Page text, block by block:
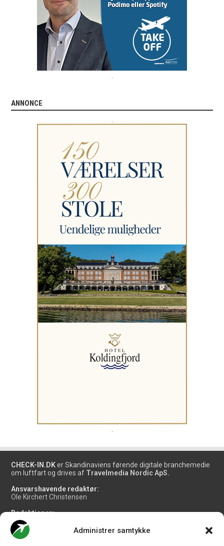
Administrer samtykke
ANNONCE
CHECK-IN.DK er Skandinaviens førende digitale branchemedie
om luftfart og drives af Travelmedia Nordic ApS.
Ansvarshavende redaktør:
Ole Kirchert Christensen
Redaktionen:
Christian Granhøj Skouboe
Henrik Baumgarten
Danny Longhi Andreasen